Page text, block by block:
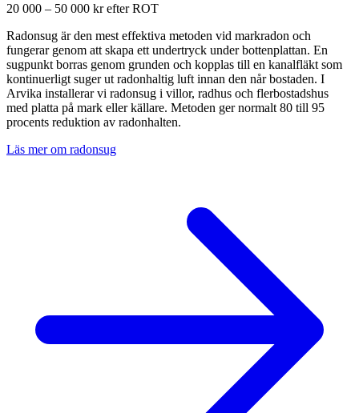
20 000 – 50 000 kr efter ROT
Radonsug är den mest effektiva metoden vid markradon och
fungerar genom att skapa ett undertryck under bottenplattan. En
sugpunkt borras genom grunden och kopplas till en kanalfläkt som
kontinuerligt suger ut radonhaltig luft innan den når bostaden. I
Arvika installerar vi radonsug i villor, radhus och flerbostadshus
med platta på mark eller källare. Metoden ger normalt 80 till 95
procents reduktion av radonhalten.
Läs mer om radonsug